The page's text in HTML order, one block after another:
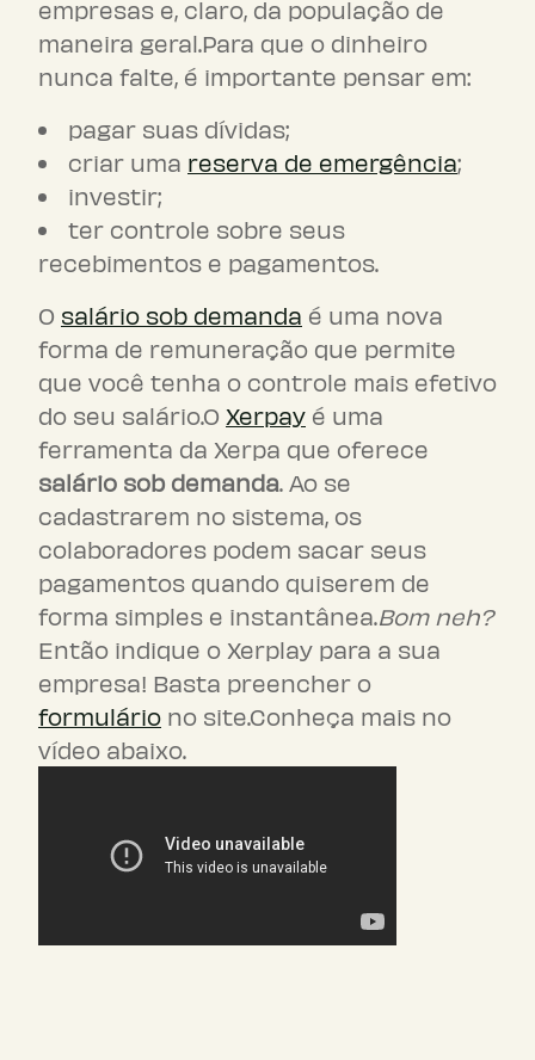
empresas e, claro, da população de
maneira geral.Para que o dinheiro
nunca falte, é importante pensar em:
pagar suas dívidas;
criar uma reserva de emergência;
investir;
ter controle sobre seus
recebimentos e pagamentos.
O salário sob demanda é uma nova
forma de remuneração que permite
que você tenha o controle mais efetivo
do seu salário.O Xerpay é uma
ferramenta da Xerpa que oferece
salário sob demanda. Ao se
cadastrarem no sistema, os
colaboradores podem sacar seus
pagamentos quando quiserem de
forma simples e instantânea.Bom neh?
Então indique o Xerplay para a sua
empresa! Basta preencher o
formulário no site.Conheça mais no
vídeo abaixo.